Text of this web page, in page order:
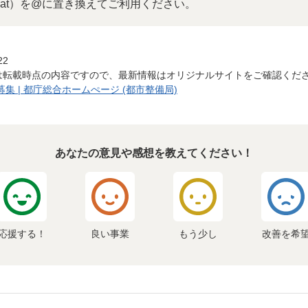
）を@に置き換えてご利用ください。
載時点の内容ですので、最新情報はオリジナルサイトをご確認くださ
集 | 都庁総合ホームぺージ (都市整備局)
あなたの意見や感想を教えてください！
援する！ 良い事業 もう少し 改善を希